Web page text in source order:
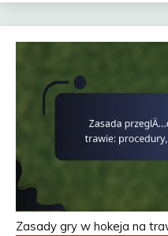
Zasady gry w hokeja na